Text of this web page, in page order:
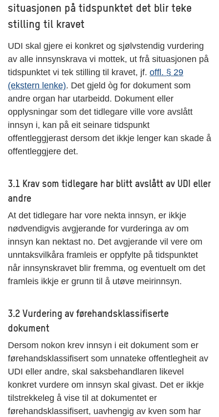
situasjonen på tidspunktet det blir teke
stilling til kravet
UDI skal gjere ei konkret og sjølvstendig vurdering
av alle innsynskrava vi mottek, ut frå situasjonen på
tidspunktet vi tek stilling til kravet, jf. offl. § 29
(ekstern lenke). Det gjeld òg for dokument som
andre organ har utarbeidd. Dokument eller
opplysningar som det tidlegare ville vore avslått
innsyn i, kan på eit seinare tidspunkt
offentleggjerast dersom det ikkje lenger kan skade å
offentleggjere det.
3.1 Krav som tidlegare har blitt avslått av UDI eller
andre
At det tidlegare har vore nekta innsyn, er ikkje
nødvendigvis avgjerande for vurderinga av om
innsyn kan nektast no. Det avgjerande vil vere om
unntaksvilkåra framleis er oppfylte på tidspunktet
når innsynskravet blir fremma, og eventuelt om det
framleis ikkje er grunn til å utøve meirinnsyn.
3.2 Vurdering av førehandsklassifiserte
dokument
Dersom nokon krev innsyn i eit dokument som er
førehandsklassifisert som unnateke offentlegheit av
UDI eller andre, skal saksbehandlaren likevel
konkret vurdere om innsyn skal givast. Det er ikkje
tilstrekkeleg å vise til at dokumentet er
førehandsklassifisert, uavhengig av kven som har